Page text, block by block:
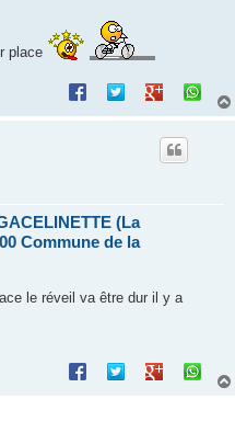
place
(La
Commune de la
le réveil va être dur il y a